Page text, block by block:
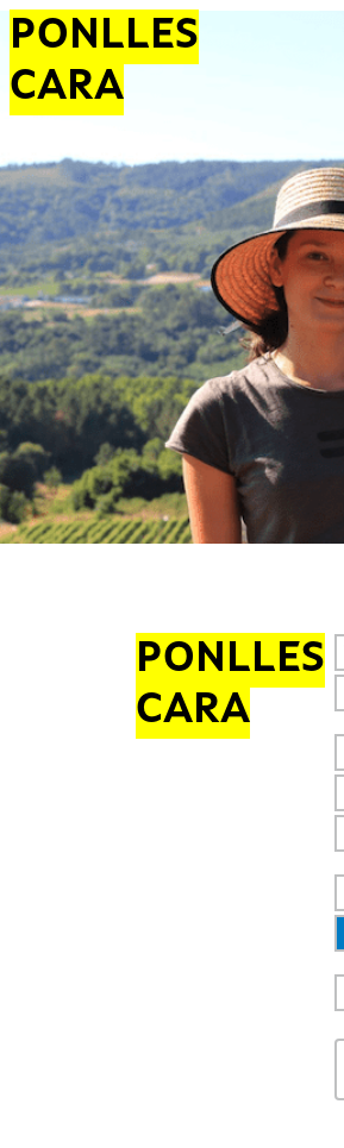
PONLLES
CARA
PONLLES
CARA